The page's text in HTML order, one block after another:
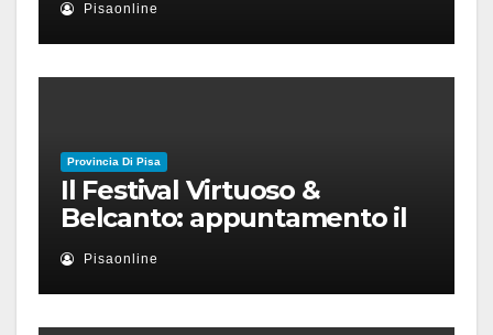
Pisaonline
Provincia Di Pisa
Il Festival Virtuoso &
Belcanto: appuntamento il
28 luglio a Palazzo Blu con
Ruben Micieli
Pisaonline